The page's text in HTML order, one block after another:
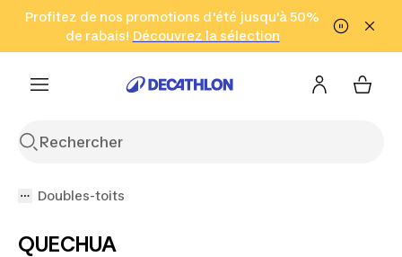
Aller à la recherche Aller au contenu Aller au pied de
Profitez de nos promotions d'été jusqu'à 50%
de rabais! Découvrez la sélection
Cliquez ici
en seulement 2 h!
(Zones sélectionnées)
Doubles-toits
QUECHUA